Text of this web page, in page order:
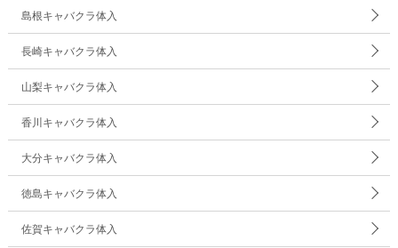
島根キャバクラ体入
長崎キャバクラ体入
山梨キャバクラ体入
香川キャバクラ体入
大分キャバクラ体入
徳島キャバクラ体入
佐賀キャバクラ体入